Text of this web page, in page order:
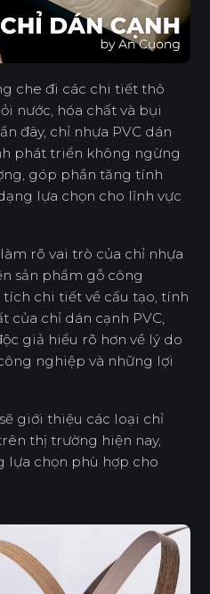
che đi các chi tiết thô
nước, hóa chất và bụi
đây, chỉ nhựa PVC dán
phát triển không ngừng
góp phần tăng tính
lựa chọn cho lĩnh vực
rõ vai trò của chỉ nhựa
sản phẩm gỗ công
chi tiết về cấu tạo, tính
của chỉ dán cạnh PVC,
giả hiểu rõ hơn về lý do
nghiệp và những lợi
giới thiệu các loại chỉ
thị trường hiện nay,
lựa chọn phù hợp cho